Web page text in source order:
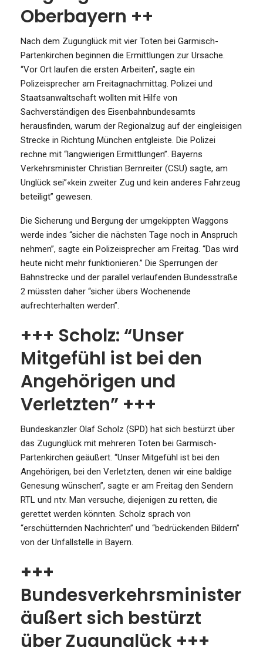
Oberbayern ++
Nach dem Zugunglück mit vier Toten bei Garmisch-
Partenkirchen beginnen die Ermittlungen zur Ursache.
“Vor Ort laufen die ersten Arbeiten”, sagte ein
Polizeisprecher am Freitagnachmittag. Polizei und
Staatsanwaltschaft wollten mit Hilfe von
Sachverständigen des Eisenbahnbundesamts
herausfinden, warum der Regionalzug auf der eingleisigen
Strecke in Richtung München entgleiste. Die Polizei
rechne mit “langwierigen Ermittlungen”. Bayerns
Verkehrsminister Christian Bernreiter (CSU) sagte, am
Unglück sei”«kein zweiter Zug und kein anderes Fahrzeug
beteiligt” gewesen.
Die Sicherung und Bergung der umgekippten Waggons
werde indes “sicher die nächsten Tage noch in Anspruch
nehmen”, sagte ein Polizeisprecher am Freitag. “Das wird
heute nicht mehr funktionieren.” Die Sperrungen der
Bahnstrecke und der parallel verlaufenden Bundesstraße
2 müssten daher “sicher übers Wochenende
aufrechterhalten werden”.
+++ Scholz: “Unser
Mitgefühl ist bei den
Angehörigen und
Verletzten” +++
Bundeskanzler Olaf Scholz (SPD) hat sich bestürzt über
das Zugunglück mit mehreren Toten bei Garmisch-
Partenkirchen geäußert. “Unser Mitgefühl ist bei den
Angehörigen, bei den Verletzten, denen wir eine baldige
Genesung wünschen”, sagte er am Freitag den Sendern
RTL und ntv. Man versuche, diejenigen zu retten, die
gerettet werden könnten. Scholz sprach von
“erschütternden Nachrichten” und “bedrückenden Bildern”
von der Unfallstelle in Bayern.
+++
Bundesverkehrsminister
äußert sich bestürzt
über Zugunglück +++